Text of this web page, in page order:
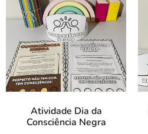
Atividade Dia da
Consciência Negra